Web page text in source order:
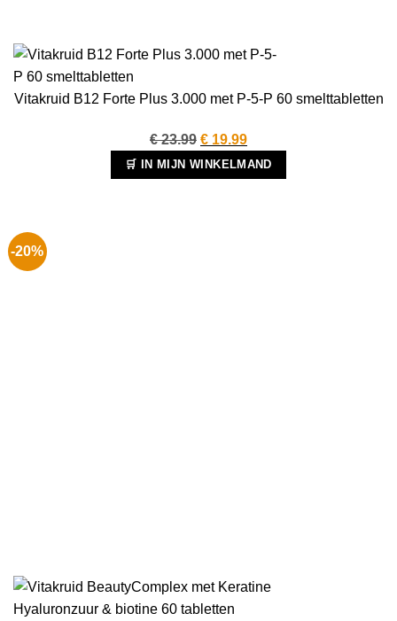
Vitakruid B12 Forte Plus 3.000 met P-5-P 60 smelttabletten
€23.99 Oorspronkelijke
prijs
was:
€ 19.99Huidige
prijs
is:
🛒 IN MIJN WINKELMAND
-20%